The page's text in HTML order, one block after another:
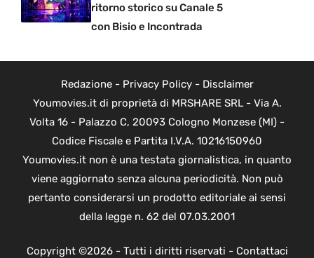
ritorno storico su Canale 5
con Bisio e Incontrada
Redazione- Privacy Policy- Disclaimer
Youmovies.it di proprietà di MRSHARE SRL - Via A.
Volta 16 - Palazzo C, 20093 Cologno Monzese (MI) -
Codice Fiscale e Partita I.V.A. 10216150960
Youmovies.it non è una testata giornalistica, in quanto
viene aggiornato senza alcuna periodicità. Non può
pertanto considerarsi un prodotto editoriale ai sensi
della legge n. 62 del 07.03.2001
Copyright ©2026 - Tutti i diritti riservati - Contattaci